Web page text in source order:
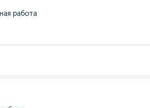
работа